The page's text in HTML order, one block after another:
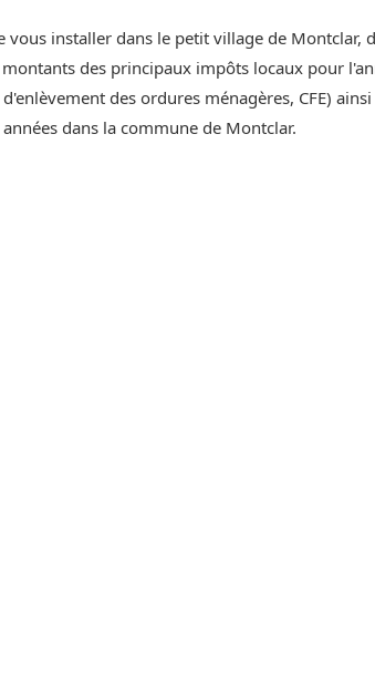
vous installer dans le petit village de Montclar,
montants des principaux impôts locaux pour
des ordures ménagères, CFE)
dans la commune de Montclar.